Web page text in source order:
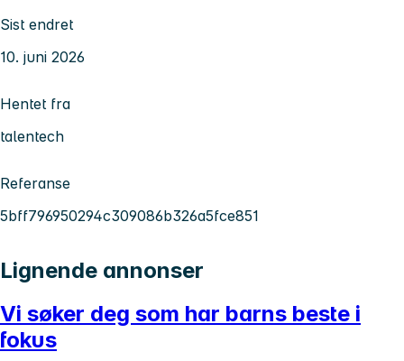
Sist endret
10. juni 2026
Hentet fra
talentech
Referanse
5bff796950294c309086b326a5fce851
Lignende annonser
Vi søker deg som har barns beste i
fokus